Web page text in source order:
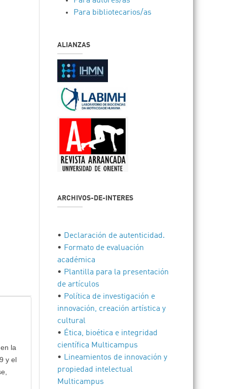
la
y el
Para bibliotecarios/as
ALIANZAS
ARCHIVOS-DE-INTERES
• Declaración de autenticidad.
• Formato de evaluación
académica
• Plantilla para la presentación
de artículos
• Política de investigación e
innovación, creación artística y
cultural
• Ética, bioética e integridad
científica Multicampus
• Lineamientos de innovación y
propiedad intelectual
Multicampus